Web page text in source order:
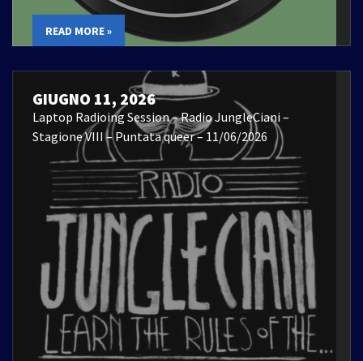
READ MORE »
GIUGNO 11, 2026
Laptop Radioing Session – Radio JungleCiani –
Stagione VIII – Puntata queer – 11/06/2026